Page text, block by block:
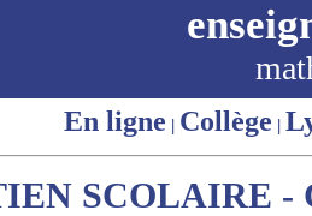
En ligne | Collège |
SCOLAIRE -